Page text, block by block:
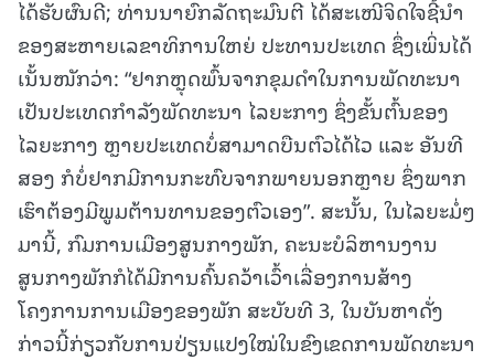
ໄດ້ຮັບຜົນດີ; ທ່ານນາຍົກລັດຖະມົນຕີ ໄດ້ສະເໜີຈິດໃຈຊີ້ນໍາ
ຂອງສະຫາຍເລຂາທິການໃຫຍ່ ປະທານປະເທດ ຊຶ່ງເພິ່ນໄດ້
ເນັ້ນໜັກວ່າ: “ຢາກຫຼຸດພົ້ນຈາກຂຸມດຳໃນການພັດທະນາ
ເປັນປະເທດກຳລັງພັດທະນາ ໄລຍະກາງ ຊຶ່ງຂັ້ນຕົ້ນຂອງ
ໄລຍະກາງ ຫຼາຍປະເທດບໍ່ສາມາດບືນຕົວໄດ້ໄວ ແລະ ອັນທີ
ສອງ ກໍບໍ່ຢາກມີການກະທົບຈາກພາຍນອກຫຼາຍ ຊຶ່ງພາກ
ເຮົາຕ້ອງມີພູມຕ້ານທານຂອງຕົວເອງ”. ສະນັ້ນ, ໃນໄລຍະມໍ່ໆ
ມານີ້, ກົມການເມືອງສູນກາງພັກ, ຄະນະບໍລິຫານງານ
ສູນກາງພັກກໍໄດ້ມີການຄົ້ນຄວ້າເວົ້າເລື່ອງການສ້າງ
ໂຄງການການເມືອງຂອງພັກ ສະບັບທີ 3, ໃນບັນຫາດັ່ງ
ກ່າວນີ້ກ່ຽວກັບການປ່ຽນແປງໃໝ່ໃນຂົງເຂດການພັດທະນາ